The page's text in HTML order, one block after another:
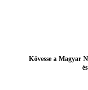
Kövesse a Magyar